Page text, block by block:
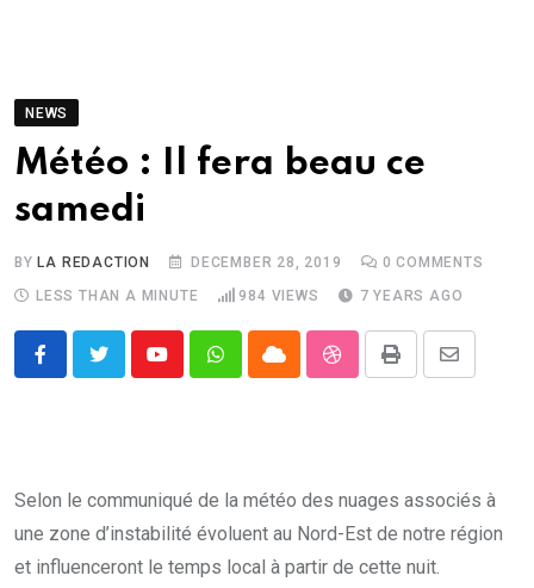
NEWS
Météo : Il fera beau ce
samedi
BYLA REDACTION DECEMBER 28, 2019 0 COMMENTS
LESS THAN A MINUTE
984 VIEWS 7 YEARS AGO
YoutubeWhatsappCloud StumbleUpon
Print
Share
Selon le communiqué de la météo des nuages associés à
une zone d’instabilité évoluent au Nord-Est de notre région
et influenceront le temps local à partir de cette nuit.